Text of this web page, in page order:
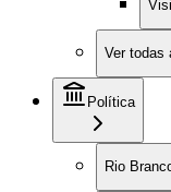
Ver todas
Política
Rio